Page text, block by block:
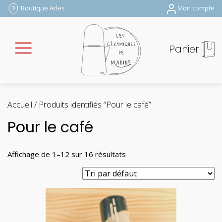
Boutique Arles Mon compte
Panier
Accueil / Produits identifiés “Pour le café”
Pour le café
Affichage de 1–12 sur 16 résultats